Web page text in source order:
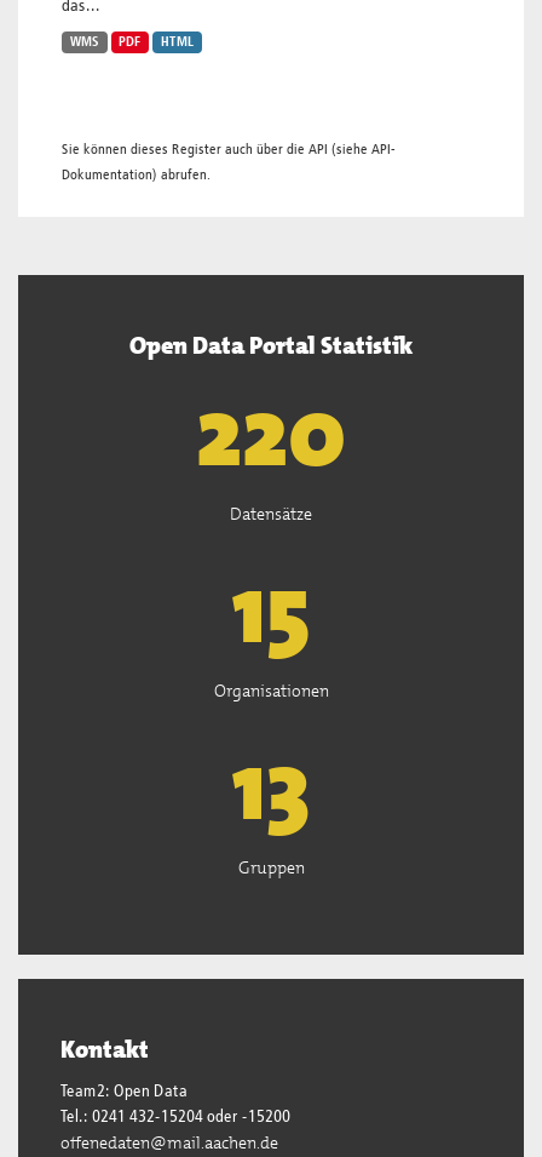
das...
WMS PDF HTML
Sie können dieses Register auch über die API (siehe API-
Dokumentation) abrufen.
Open Data Portal Statistik
221
Datensätze
15
Organisationen
13
Gruppen
Kontakt
Team2: Open Data
Tel.: 0241 432-15204 oder -15200
offenedaten@mail.aachen.de